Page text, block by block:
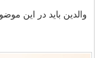
والدین باید در این